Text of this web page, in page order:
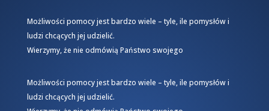
Możliwości pomocy jest bardzo wiele – tyle, ile pomysłów i
ludzi chcących jej udzielić.
Wierzymy, że nie odmówią Państwo swojego
Możliwości pomocy jest bardzo wiele – tyle, ile pomysłów i
ludzi chcących jej udzielić.